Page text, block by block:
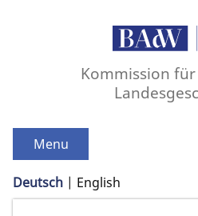
Kommission
Menu
Deutsch English